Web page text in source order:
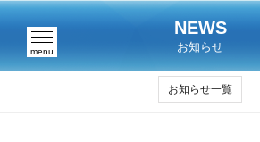
menu
NEWS
お知らせ
お知らせ一覧